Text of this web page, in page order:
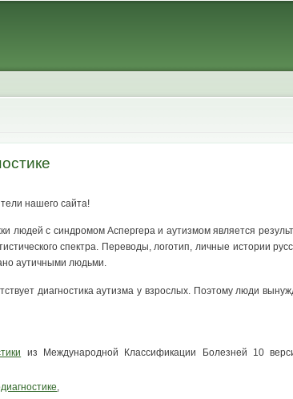
нашего сайта!
людей с синдромом Аспергера и аутизмом является
спектра. Переводы, логотип, личные истории
аутичными людьми.
диагностика аутизма у взрослых. Поэтому люди
из Международной Классификации Болезней 10
,